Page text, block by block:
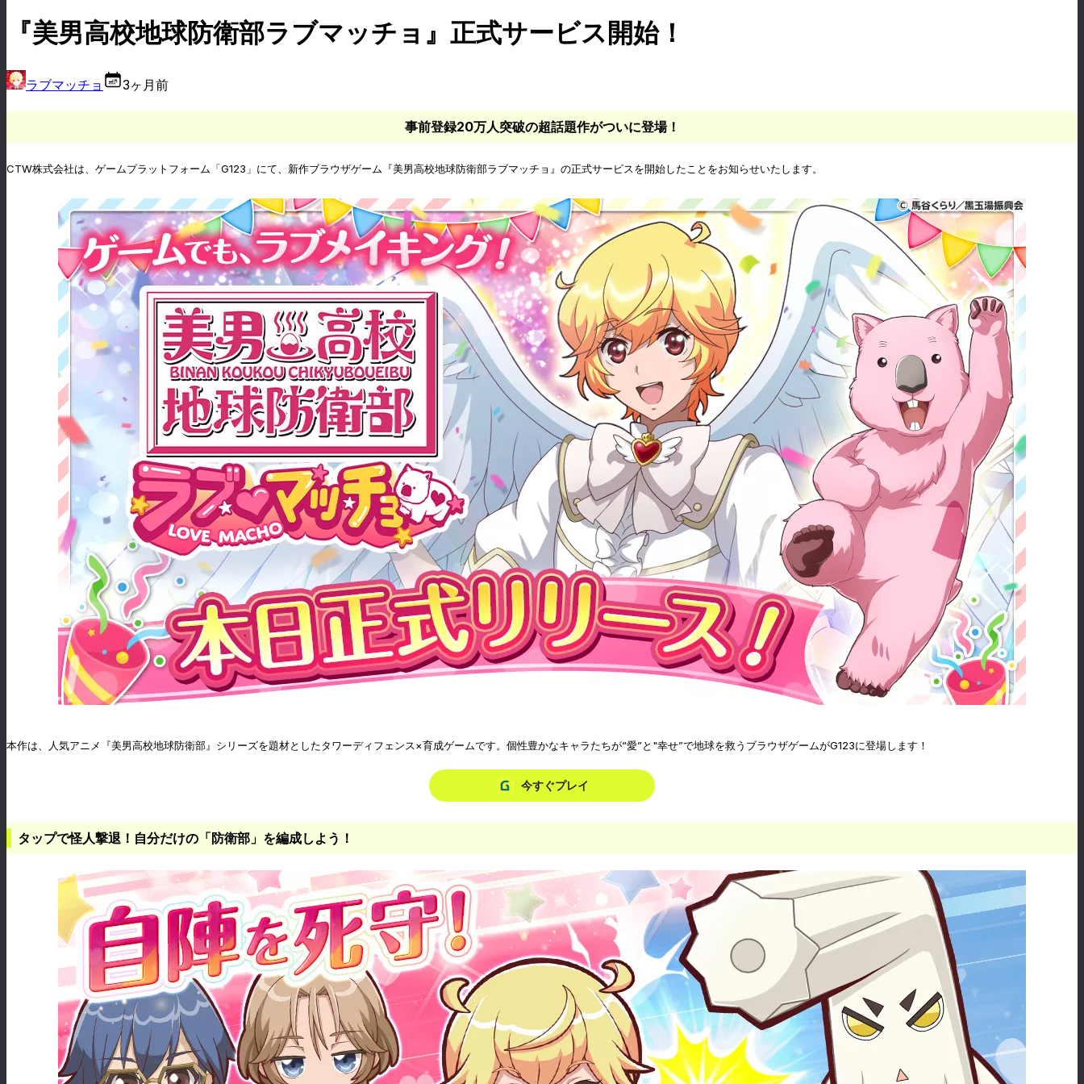
『美男高校地球防衛部ラブマッチョ』正式サービス開始！
ラブマッチョ 3ヶ月前
事前登録20万人突破の超話題作がついに登場！
CTW株式会社は、ゲームプラットフォーム「G123」にて、新作ブラウザゲーム『美男高校地球防衛部ラブマッチョ』の正式サービスを開始したことをお知らせいたします。
本作は、人気アニメ『美男高校地球防衛部』シリーズを題材としたタワーディフェンス×育成ゲームです。個性豊かなキャラたちが“愛”と"幸せ”で地球を救うブラウザゲームがG123に登場します！
今すぐプレイ
タップで怪人撃退！自分だけの「防衛部」を編成しよう！